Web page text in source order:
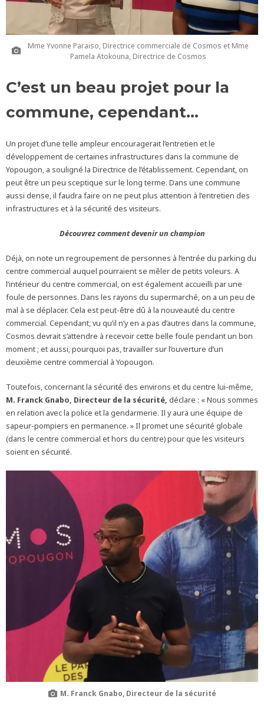
Mme Yvonne Paraiso, Directrice commerciale de Cosmos et Mme
Pamela Atokouna, Directrice de Cosmos
C’est un beau projet pour la
commune, cependant…
Un projet d’une telle ampleur encouragerait l’entretien et le
développement de certaines infrastructures dans la commune de
Yopougon, a souligné la Directrice de l’établissement. Cependant, on
peut être un peu sceptique sur le long terme. Dans une commune
aussi dense, il faudra faire on ne peut plus attention à l’entretien des
infrastructures et à la sécurité des visiteurs.
Découvrez comment devenir un champion
Déjà, on note un regroupement de personnes à l’entrée du parking du
centre commercial auquel pourraient se mêler de petits voleurs. A
l’intérieur du centre commercial, on est également accueilli par une
foule de personnes. Dans les rayons du supermarché, on a un peu de
mal à se déplacer. Cela est peut-être dû à la nouveauté du centre
commercial. Cependant, vu qu’il n’y en a pas d’autres dans la commune,
Cosmos devrait s’attendre à recevoir cette belle foule pendant un bon
moment ; et aussi, pourquoi pas, travailler sur l’ouverture d’un
deuxième centre commercial à Yopougon.
Toutefois, concernant la sécurité des environs et du centre lui-même,
M. Franck Gnabo, Directeur de la sécurité, déclare : « Nous sommes
en relation avec la police et la gendarmerie. Il y aura une équipe de
sapeur-pompiers en permanence. » Il promet une sécurité globale
(dans le centre commercial et hors du centre) pour que les visiteurs
soient en sécurité.
M. Franck Gnabo, Directeur de la sécurité